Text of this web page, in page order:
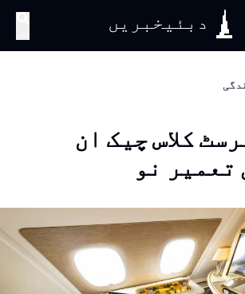
دبئیخبریں
کلاس چیک ان
تعمیر نو